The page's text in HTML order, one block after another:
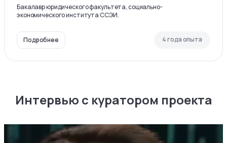
Бакалавр юридического факультета, социально-
экономического института ССЭИ.
Подробнее 4 года опыта
Интервью с куратором проекта